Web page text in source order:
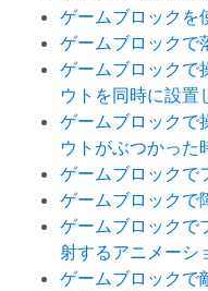
ゲームブロックを
ゲームブロックで
ゲームブロックで
ウトを同時に設置
ゲームブロックで
ウトがぶつかった
ゲームブロックで
ゲームブロックで
ゲームブロックで
射するアニメーシ
ゲームブロックで